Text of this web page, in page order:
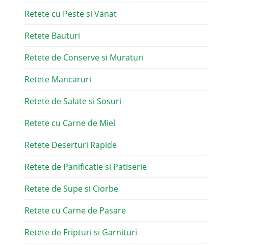
Retete cu Peste si Vanat
Retete Bauturi
Retete de Conserve si Muraturi
Retete Mancaruri
Retete de Salate si Sosuri
Retete cu Carne de Miel
Retete Deserturi Rapide
Retete de Panificatie si Patiserie
Retete de Supe si Ciorbe
Retete cu Carne de Pasare
Retete de Fripturi si Garnituri